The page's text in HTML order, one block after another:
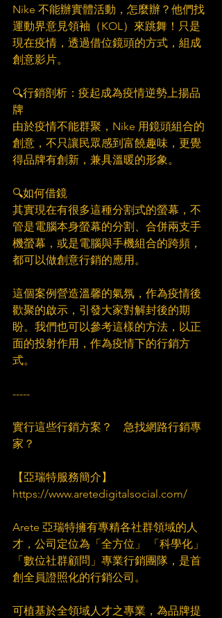
Nike 不能辦實體活動，怎麼辦？他們找
運動界意見領袖（KOL）來跳舞！只是
現在疫情，透過借位鏡頭的方式，組成
創意影片。​
🔍行銷剖析：疫起成為疫情逆勢上揚品
牌​
由於疫情不能群聚，Nike 用鏡頭組合的
創意，不只讓民眾感到富饒趣味，更覺
得品牌有創新，兼具溫暖的形象。​
🔍如何借鏡​
其實現在有很多這種分割式的螢幕，不
管是電腦本身螢幕的分割、合併兩支手
機螢幕，或是電腦與手機組合的跨頻，
都可以做創意行銷的應用。​
這個案例營造溫馨的氣氛，作為疫情後
歡聚的啟示，引發大家對解封後的期
盼。我們也可以參考這樣的方法，以正
面的投射作用，作為疫情下的行銷方
式。​
-----​
實行這些行銷方案？　急找網路行銷專
家？​
【亞瑞特服務簡介】
https://www.aretedigitalsocial.com/​
Arete 亞瑞特擁有專精各社群領域的人
才，公司定位為「全方位」 「科學化」
「數位社群顧問」專業行銷團隊，是首
創全員證照化的行銷公司。​
可植基於全領域人才之專業，為品牌提